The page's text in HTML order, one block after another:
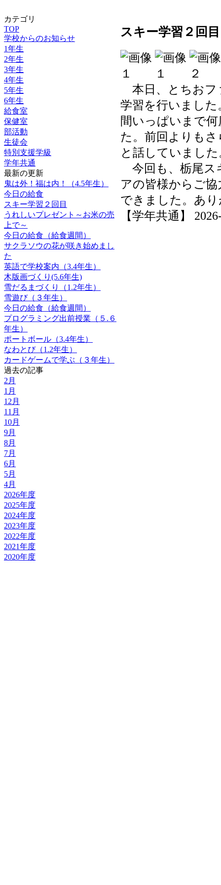
カテゴリ
TOP
学校からのお知らせ
1年生
2年生
3年生
4年生
5年生
6年生
給食室
保健室
部活動
生徒会
特別支援学級
学年共通
最新の更新
鬼は外！福は内！（4.5年生）
今日の給食
スキー学習２回目
うれしいプレゼント～お米の売
上で～
今日の給食（給食週間）
サクラソウの花が咲き始めまし
た
英語で学校案内（3.4年生）
木版画づくり(5.6年生)
雪だるまづくり（1.2年生）
雪遊び（３年生）
今日の給食（給食週間）
プログラミング出前授業（５.６
年生）
ポートボール（3.4年生）
なわとび（1.2年生）
カードゲームで学ぶ（３年生）
過去の記事
2月
1月
12月
11月
10月
9月
8月
7月
6月
5月
4月
2026年度
2025年度
2024年度
2023年度
2022年度
2021年度
2020年度
スキー学習２回目
本日、とちおフ
学習を行いまし
間いっぱいまで
た。前回よりも
と話していました
今回も、栃尾ス
アの皆様からご
できました。あ
【学年共通】